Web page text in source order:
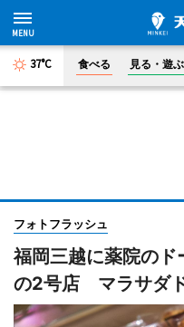
37°C 食べる 見る・遊ぶ
フォトフラッシュ
福岡三越に薬院のド
の2号店 マラサダ